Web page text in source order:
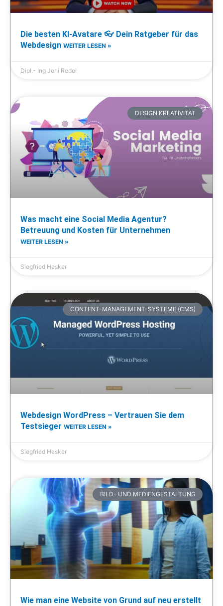
Die besten KI-Avatare 👓 Dein Ratgeber für das
Webdesign WEITER LESEN »
Dipl.- Ing Jeni Redel
DESIGN KREATIVITÄT
Was macht eine Social Media Agentur?
Betreuung und Kosten für Unternehmen
WEITER LESEN »
Siegfried Hesker
CONTENT-MANAGEMENT-SYSTEME (CMS)
Webdesign WordPress – Vertrauen Sie dem
Testsieger WEITER LESEN »
Siegfried Hesker
BILD- UND MEDIENGESTALTUNG
Wie man eine Website von Grund auf neu erstellt